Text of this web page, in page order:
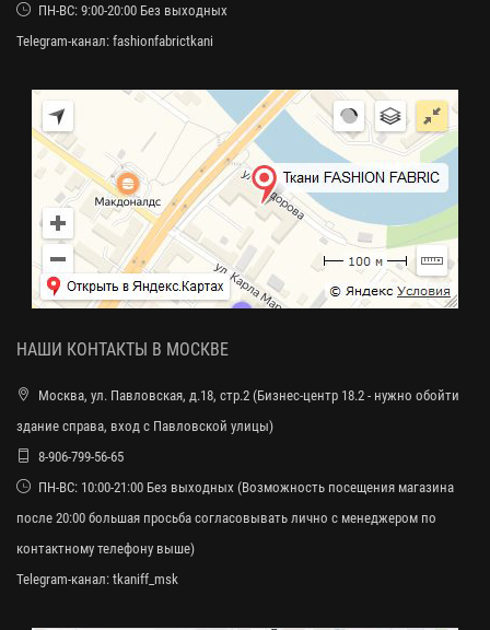
ПН-ВС: 9:00-20:00 Без выходных
Telegram-канал: fashionfabrictkani
НАШИ КОНТАКТЫ В МОСКВЕ
Москва, ул. Павловская, д.18, стр.2 (Бизнес-центр 18.2 - нужно обойти
здание справа, вход с Павловской улицы)
8-906-799-56-65
ПН-ВС: 10:00-21:00 Без выходных (Возможность посещения магазина
после 20:00 большая просьба согласовывать лично с менеджером по
контактному телефону выше)
Telegram-канал: tkaniff_msk